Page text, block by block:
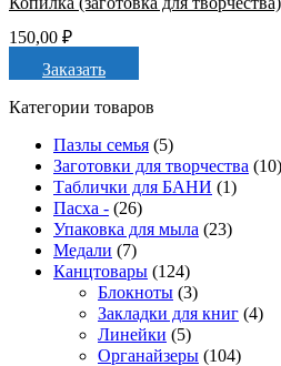
150,00 ₽
Заказать
Категории товаров
Пазлы семья (5)
Заготовки для творчества (10)
Таблички для БАНИ (1)
Пасха - (26)
Упаковка для мыла (23)
Медали (7)
Канцтовары (124)
Блокноты (3)
Закладки для книг (4)
Линейки (5)
Органайзеры (104)